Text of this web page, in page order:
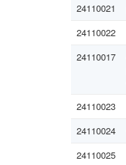
24110021
24110022
24110017
24110023
24110024
24110025